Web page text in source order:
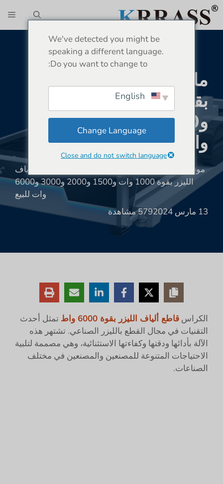
انتقل
المحتوى
ماكينة قطع ألياف الليزر
و2000 و3000 و6000
وات للبيع
موقع:
ماكينة قطع ألياف
الليزر بقوة 1000 وات و1500 و2000 و3000 و6000
وات للبيع
13 مارس 2024
579 مشاهدة
الكراس قاطع ألياف الليزر بقوة 6000 واط
تمثل أحدث
التقنيات في مجال القطع بالليزر الصناعي. تشتهر هذه
الآلة بأدائها ودقتها وكفاءتها الاستثنائية، وهي مصممة لتلبية
الاحتياجات المتنوعة للمصنعين والمصنعين في مختلف
الصناعات.
We've detected you might be
speaking a different language.
Do you want to change to:
Change Language
Close and do not switch language